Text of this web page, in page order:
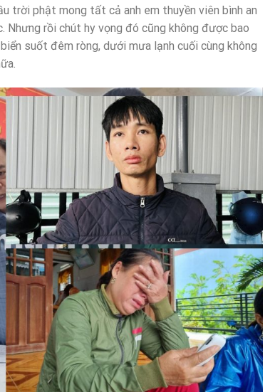
trời phật mong tất cả anh em thuyền viên bình an
Nhưng rồi chút hy vọng đó cũng không được bao
suốt đêm ròng, dưới mưa lạnh cuối cùng không